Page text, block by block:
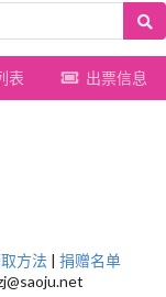
表 出票信息
方法 | 捐赠名单